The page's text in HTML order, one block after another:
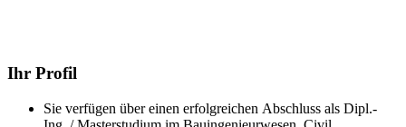
Ihr Profil
Sie verfügen über einen erfolgreichen Abschluss als Dipl.-